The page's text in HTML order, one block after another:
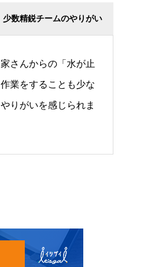
少数精鋭チームのやりがい
さんからの「水が止
業をすることも少な
りがいを感じられま